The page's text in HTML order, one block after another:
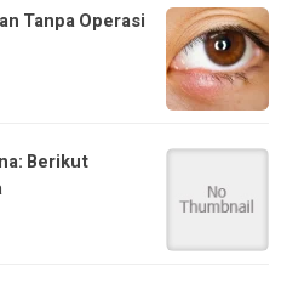
Tanpa Operasi
Berikut